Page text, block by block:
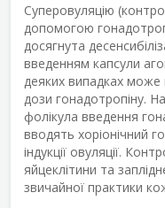
Суперовуляцію
допомогою
досягнута
введенням капсули
деяких випадках може
дози гонадотропіну. На
фолікула введення
вводять хоріонічний
індукції овуляції.
яйцеклітини та
звичайної практики